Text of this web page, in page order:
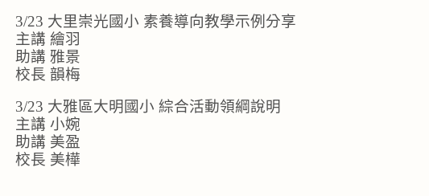
3/23 大里崇光國小 素養導向教學示例分享
主講 繪羽
助講 雅景
校長 韻梅
3/23 大雅區大明國小 綜合活動領綱說明
主講 小婉
助講 美盈
校長 美樺